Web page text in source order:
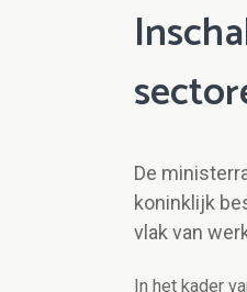
De
koninklijk
vlak van
In het kader